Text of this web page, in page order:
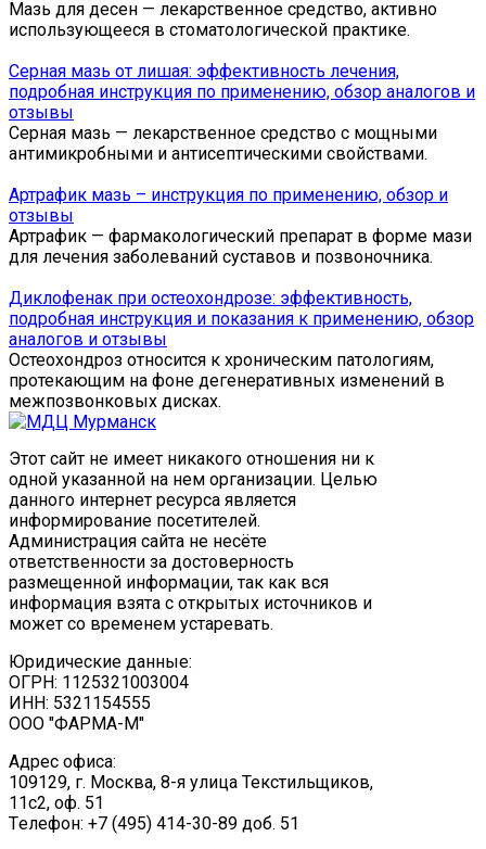
Мазь для десен — лекарственное средство, активно
использующееся в стоматологической практике.
Серная мазь от лишая: эффективность лечения,
подробная инструкция по применению, обзор аналогов и
отзывы
Серная мазь — лекарственное средство с мощными
антимикробными и антисептическими свойствами.
Артрафик мазь – инструкция по применению, обзор и
отзывы
Артрафик — фармакологический препарат в форме мази
для лечения заболеваний суставов и позвоночника.
Диклофенак при остеохондрозе: эффективность,
подробная инструкция и показания к применению, обзор
аналогов и отзывы
Остеохондроз относится к хроническим патологиям,
протекающим на фоне дегенеративных изменений в
межпозвонковых дисках.
Этот сайт не имеет никакого отношения ни к
одной указанной на нем организации. Целью
данного интернет ресурса является
информирование посетителей.
Администрация сайта не несёте
ответственности за достоверность
размещенной информации, так как вся
информация взята с открытых источников и
может со временем устаревать.
Юридические данные:
ОГРН: 1125321003004
ИНН: 5321154555
ООО "ФАРМА-М"
Адрес офиса:
109129, г. Москва, ​8-я улица Текстильщиков,
11с2, оф. 51
Tелефон: +7 (495) 414-30-89 доб. 51